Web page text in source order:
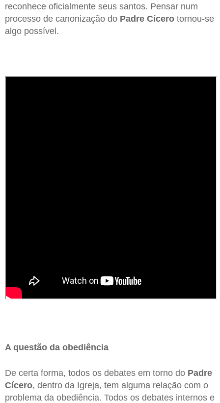
reconhece oficialmente seus santos. Pensar num
processo de canonização do Padre Cícero tornou-se
algo possível.
A questão da obediência
De certa forma, todos os debates em torno do Padre
Cícero, dentro da Igreja, tem alguma relação com o
problema da obediência. Todos os debates internos e